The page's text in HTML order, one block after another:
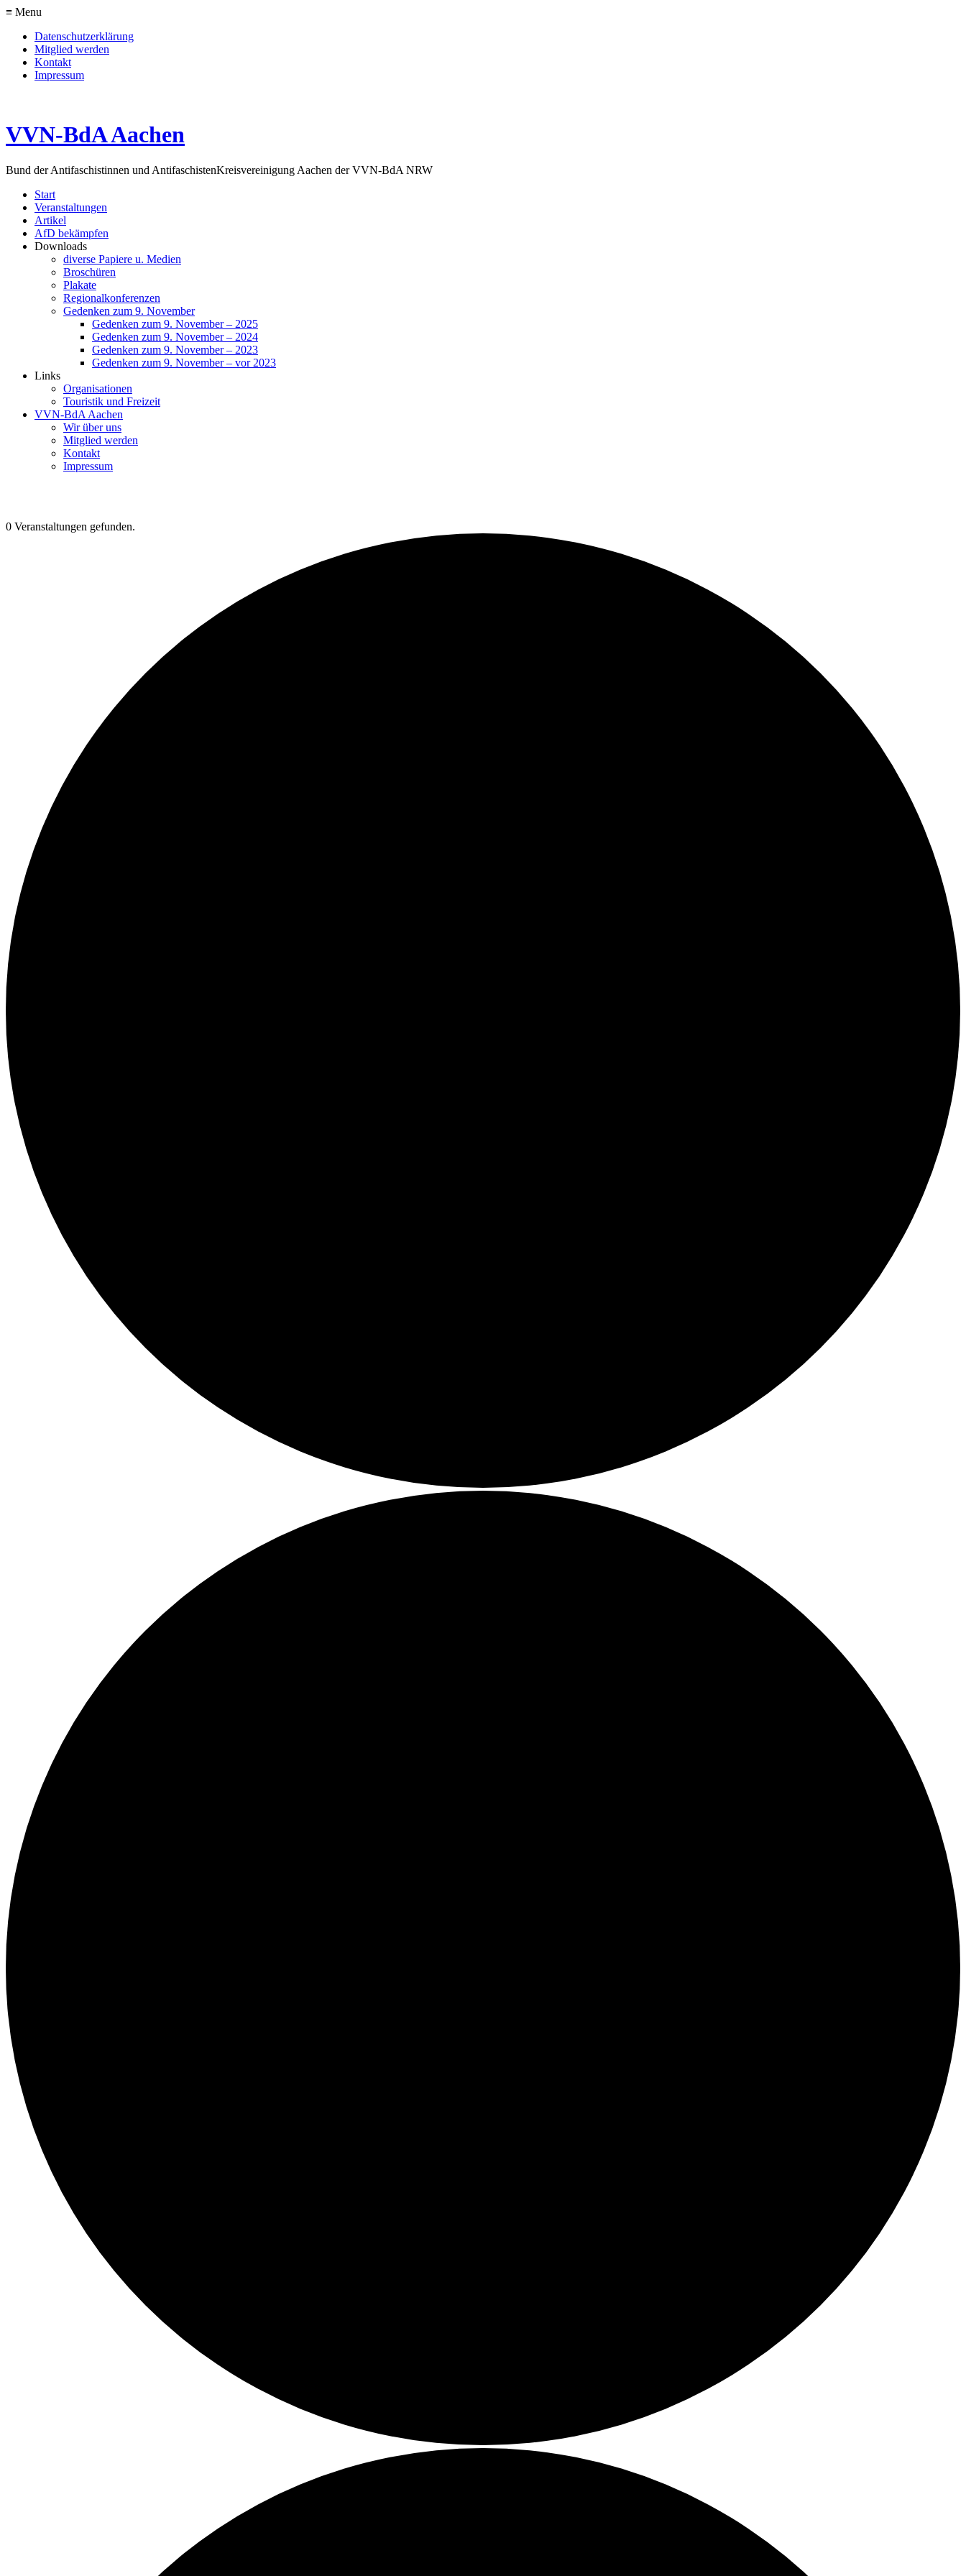
≡ Menu
Datenschutzerklärung
Mitglied werden
Kontakt
Impressum
VVN-BdA Aachen
Bund der Antifaschistinnen und AntifaschistenKreisvereinigung Aachen der VVN-BdA NRW
Start
Veranstaltungen
Artikel
AfD bekämpfen
Downloads
diverse Papiere u. Medien
Broschüren
Plakate
Regionalkonferenzen
Gedenken zum 9. November
Gedenken zum 9. November – 2025
Gedenken zum 9. November – 2024
Gedenken zum 9. November – 2023
Gedenken zum 9. November – vor 2023
Links
Organisationen
Touristik und Freizeit
VVN-BdA Aachen
Wir über uns
Mitglied werden
Kontakt
Impressum
0 Veranstaltungen gefunden.